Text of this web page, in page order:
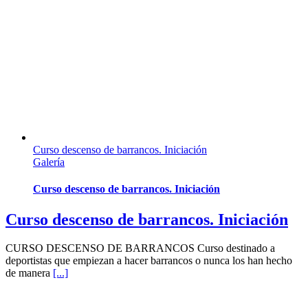
Curso descenso de barrancos. Iniciación
Galería
Curso descenso de barrancos. Iniciación
Curso descenso de barrancos. Iniciación
CURSO DESCENSO DE BARRANCOS Curso destinado a
deportistas que empiezan a hacer barrancos o nunca los han hecho
de manera [...]